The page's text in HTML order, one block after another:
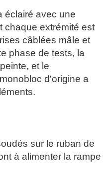
éclairé avec une
chaque extrémité est
câblées mâle et
phase de tests, la
et le
d'origine a
sur le ruban de
à alimenter la rampe